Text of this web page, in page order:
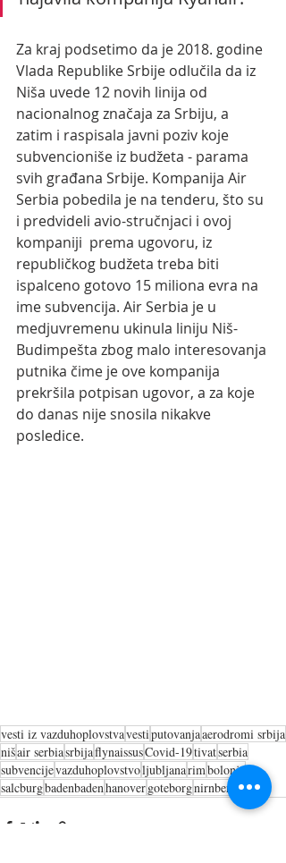
Za kraj podsetimo da je 2018. godine
Vlada Republike Srbije odlučila da iz
Niša uvede 12 novih linija od
nacionalnog značaja za Srbiju, a
zatim i raspisala javni poziv koje
subvencioniše iz budžeta - parama
svih građana Srbije. Kompanija Air
Serbia pobedila je na tenderu, što su
i predvideli avio-stručnjaci i ovoj
kompaniji  prema ugovoru, iz
republičkog budžeta treba biti
ispalceno gotovo 15 miliona evra na
ime subvencija. Air Serbia je u
medjuvremenu ukinula liniju Niš-
Budimpešta zbog malo interesovanja
putnika čime je ove kompanija
prekršila potpisan ugovor, a za koje
do danas nije snosila nikakve
posledice.
vesti iz vazduhoplovstvavestiputovanjaaerodromi srbija
nišair serbiasrbijaflynaissusCovid-19tivatserbia
subvencijevazduhoplovstvoljubljanarimbolonja
salcburgbadenbadenhanovergoteborgnirnberg